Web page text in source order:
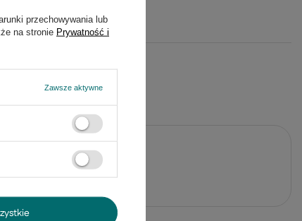
przechowywania lub
na stronie Prywatność i
Zawsze aktywne